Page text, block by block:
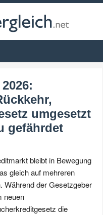
umgesetzt
gefährdet
bleibt in Bewegung
gleich auf mehreren
Während der Gesetzgeber
neuen
die